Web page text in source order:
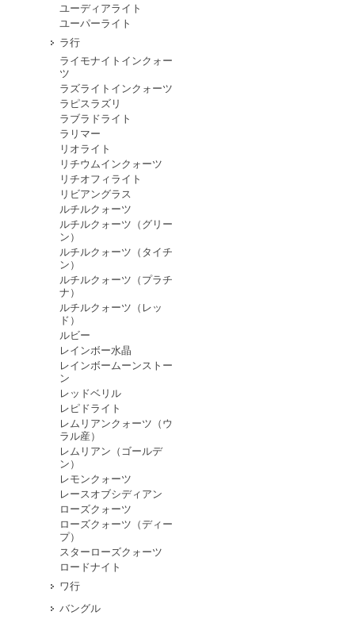
ユーディアライト
ユーパーライト
ラ行
ライモナイトインクォー
ツ
ラズライトインクォーツ
ラピスラズリ
ラブラドライト
ラリマー
リオライト
リチウムインクォーツ
リチオフィライト
リビアングラス
ルチルクォーツ
ルチルクォーツ（グリー
ン）
ルチルクォーツ（タイチ
ン）
ルチルクォーツ（プラチ
ナ）
ルチルクォーツ（レッ
ド）
ルビー
レインボー水晶
レインボームーンストー
ン
レッドベリル
レピドライト
レムリアンクォーツ（ウ
ラル産）
レムリアン（ゴールデ
ン）
レモンクォーツ
レースオブシディアン
ローズクォーツ
ローズクォーツ（ディー
プ）
スターローズクォーツ
ロードナイト
ワ行
バングル